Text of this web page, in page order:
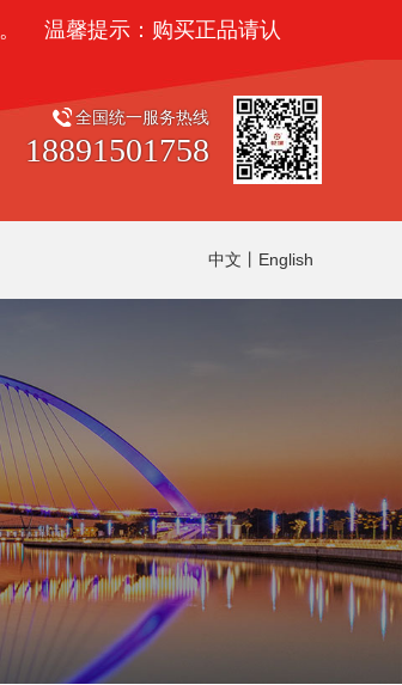
温馨提示：购买正品请认准“木棉花”标
全国统一服务热线
18891501758
中文 English